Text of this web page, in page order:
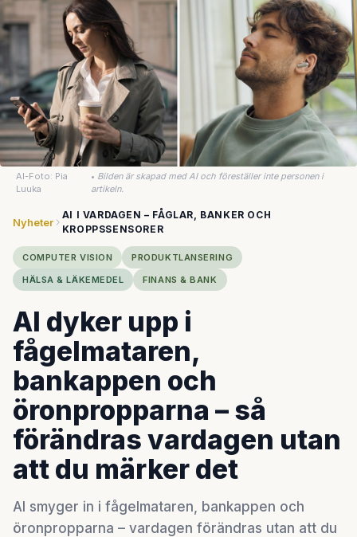
AI-Foto: Pia
Luuka
• Bilden är skapad med AI och föreställer inte personen i
artikeln.
Nyheter
AI I VARDAGEN – FÅGLAR, BANKER OCH
KROPPSSENSORER
COMPUTER VISION
PRODUKTLANSERING
HÄLSA & LÄKEMEDEL
FINANS & BANK
AI dyker upp i
fågelmataren,
bankappen och
öronpropparna – så
förändras vardagen utan
att du märker det
AI smyger in i fågelmataren, bankappen och
öronpropparna – vardagen förändras utan att du